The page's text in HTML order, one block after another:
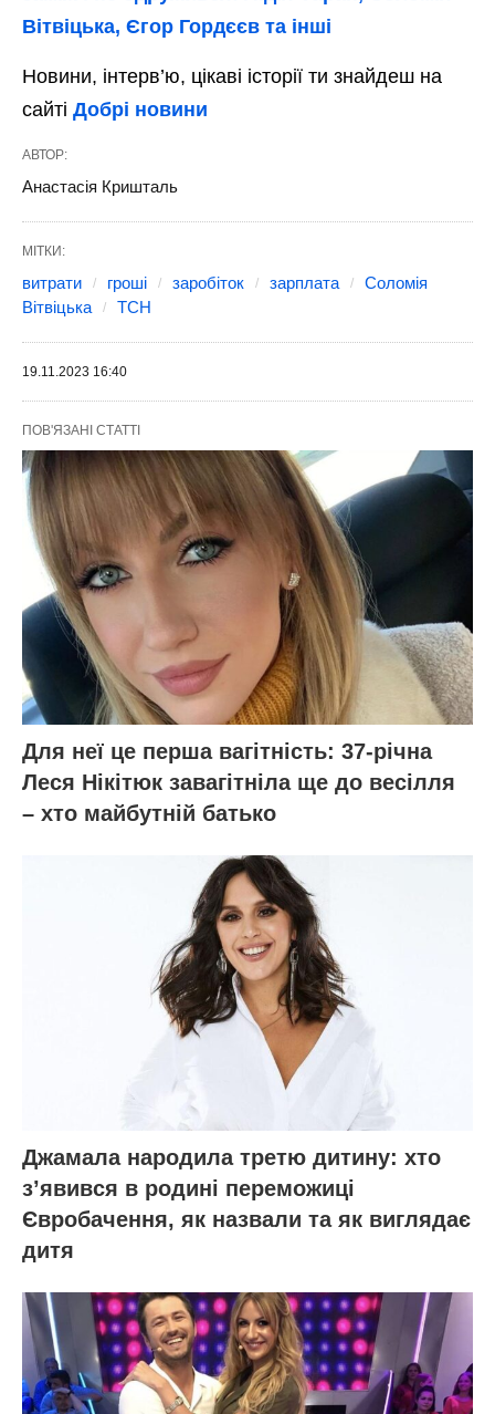
Вітвіцька, Єгор Гордєєв та інші
Новини, інтерв’ю, цікаві історії ти знайдеш на
сайті Добрі новини
АВТОР:
Анастасія Кришталь
МІТКИ:
витрати гроші заробіток зарплата
Соломія
Вітвіцька
ТСН
19.11.2023 16:40
ПОВ'ЯЗАНІ СТАТТІ
Для неї це перша вагітність: 37-річна
Леся Нікітюк завагітніла ще до весілля
– хто майбутній батько
Джамала народила третю дитину: хто
зʼявився в родині переможиці
Євробачення, як назвали та як виглядає
дитя